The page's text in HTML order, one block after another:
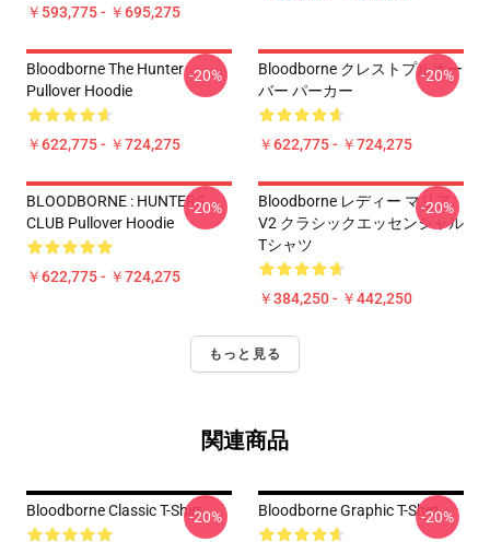
￥593,775 - ￥695,275
Bloodborne The Hunter
Pullover Hoodie
￥622,775 - ￥724,275
-20%
Bloodborne クレストプルオー
バー パーカー
￥622,775 - ￥724,275
-20%
BLOODBORNE : HUNTERS
CLUB Pullover Hoodie
￥622,775 - ￥724,275
-20%
Bloodborne レディー マリア
V2 クラシックエッセンシャル
Tシャツ
￥384,250 - ￥442,250
-20%
もっと見る
関連商品
Bloodborne Classic T-Shirt-20% Bloodborne Graphic T-Shirt-20%